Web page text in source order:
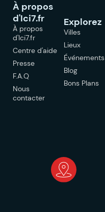
À propos
d'Ici7.fr
À propos
d'Ici7.fr
Centre d'aide
Presse
F.A.Q
Nous
contacter
Explorez
Villes
Lieux
Événements
Blog
Bons Plans